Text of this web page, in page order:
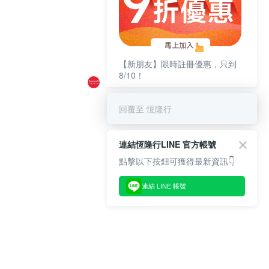
【新朋友】限時註冊優惠，只到
8/10！
回覆至 恆隆行
連結恆隆行LINE 官方帳號
點擊以下按鈕可獲得最新資訊👇
連結 LINE 帳號